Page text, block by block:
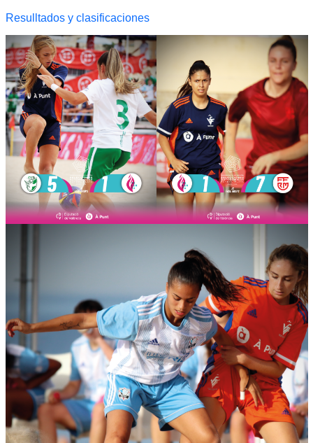
Resulltados y clasificaciones